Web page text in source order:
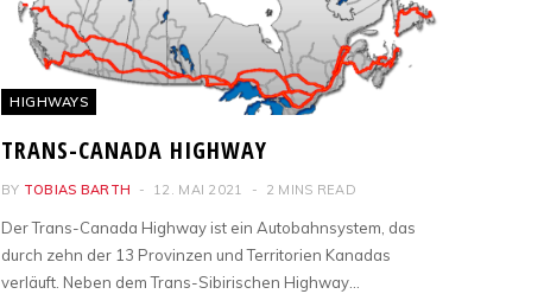
HIGHWAYS
TRANS-CANADA HIGHWAY
BY TOBIAS BARTH 12. MAI 2021 2 MINS READ
Der Trans-Canada Highway ist ein Autobahnsystem, das
durch zehn der 13 Provinzen und Territorien Kanadas
verläuft. Neben dem Trans-Sibirischen Highway…